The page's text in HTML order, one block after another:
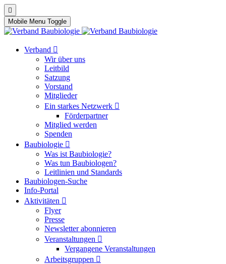
Mobile Menu Toggle
Verband
Wir über uns
Leitbild
Satzung
Vorstand
Mitglieder
Ein starkes Netzwerk
Förderpartner
Mitglied werden
Spenden
Baubiologie
Was ist Baubiologie?
Was tun Baubiologen?
Leitlinien und Standards
Baubiologen-Suche
Info-Portal
Aktivitäten
Flyer
Presse
Newsletter abonnieren
Veranstaltungen
Vergangene Veranstaltungen
Arbeitsgruppen